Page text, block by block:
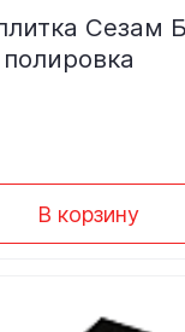
Сезам
В корзину